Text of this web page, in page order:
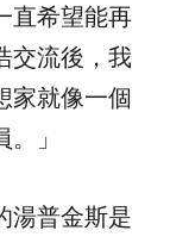
直希望能再
交流後，我
家就像一個
」
湯普金斯是